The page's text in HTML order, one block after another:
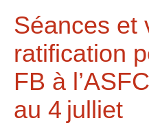
Séances et
ratification
FB à
au 4 julliet